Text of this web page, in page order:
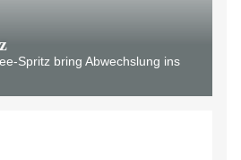
Spritz bring Abwechslung ins